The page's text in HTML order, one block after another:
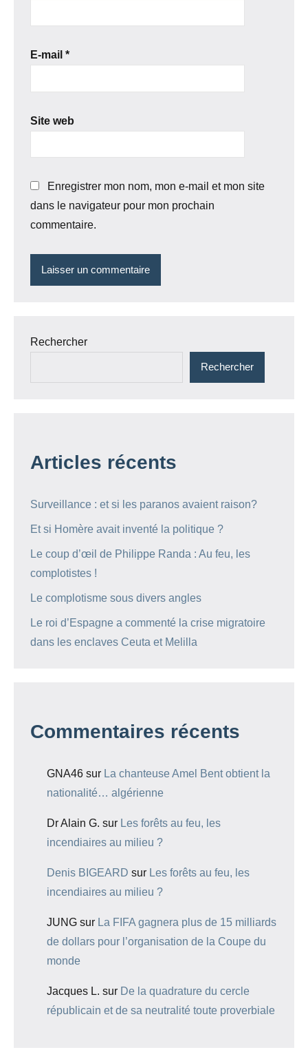
E-mail *
Site web
Enregistrer mon nom, mon e-mail et mon site
dans le navigateur pour mon prochain
commentaire.
Rechercher
Rechercher
Articles récents
Surveillance : et si les paranos avaient raison?
Et si Homère avait inventé la politique ?
Le coup d’œil de Philippe Randa : Au feu, les
complotistes !
Le complotisme sous divers angles
Le roi d’Espagne a commenté la crise migratoire
dans les enclaves Ceuta et Melilla
Commentaires récents
GNA46 sur La chanteuse Amel Bent obtient la
nationalité… algérienne
Dr Alain G. sur Les forêts au feu, les
incendiaires au milieu ?
Denis BIGEARD sur Les forêts au feu, les
incendiaires au milieu ?
JUNG sur La FIFA gagnera plus de 15 milliards
de dollars pour l’organisation de la Coupe du
monde
Jacques L. sur De la quadrature du cercle
républicain et de sa neutralité toute proverbiale